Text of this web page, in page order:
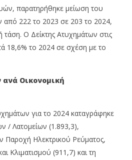
παρατηρήθηκε μείωση του
από 222 το 2023 σε 203 το 2024,
τάση. Ο Δείκτης Ατυχημάτων στις
18,6% το 2024 σε σχέση με το
Οικονομική
για το 2024 καταγράφηκε
/ Λατομείων (1.893,3),
Παροχή Ηλεκτρικού Ρεύματος,
Κλιματισμού (911,7) και τη